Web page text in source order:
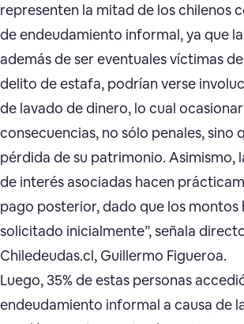
representen la mitad de los chilenos
de endeudamiento informal, ya que
además de ser eventuales víctimas
delito de estafa, podrían verse
de lavado de dinero, lo cual
consecuencias, no sólo penales, sino
pérdida de su patrimonio. Asimismo,
de interés asociadas hacen
pago posterior, dado que los montos
solicitado inicialmente”, señala
Chiledeudas.cl, Guillermo Figueroa.
Luego, 35% de estas personas
endeudamiento informal a causa de